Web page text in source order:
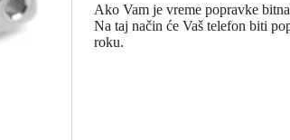
Ako Vam je vreme popravke
Na taj način će Vaš telefon biti
roku.